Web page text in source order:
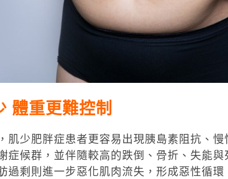
體重更難控制
肌少肥胖症患者更容易出現胰島素阻抗、
症候群，並伴隨較高的跌倒、骨折、失能
過剩則進一步惡化肌肉流失，形成惡性循環